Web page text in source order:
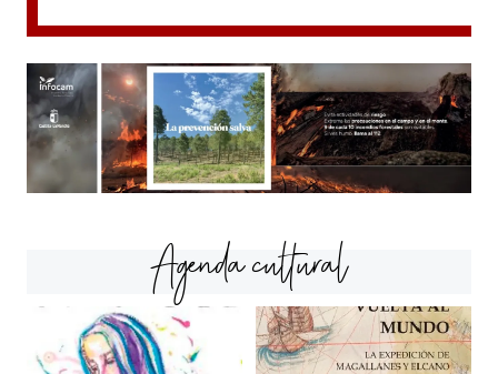
Agenda cultural